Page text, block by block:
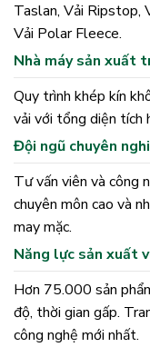
Taslan, Vải Ripstop,
Vải Polar Fleece.
Nhà máy sản xuất
Quy trình khép kín
vải với tổng diện tích
Đội ngũ chuyên
Tư vấn viên và công
chuyên môn cao và
may mặc.
Năng lực sản xuất
Hơn 75.000 sản
độ, thời gian gấp.
công nghệ mới nhất.